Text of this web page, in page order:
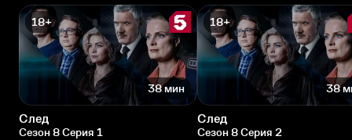
18+
38 мин
След
Сезон 8 Серия 1
18+
38
След
Сезон 8 Серия 2